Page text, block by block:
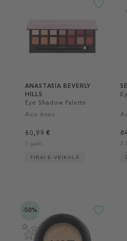
ANASTASIA BEVERLY
HILLS
Eye Shadow Palette
Acu ēnas
60,99 €
1 gab.
TIKAI E-VEIKALĀ
-50%